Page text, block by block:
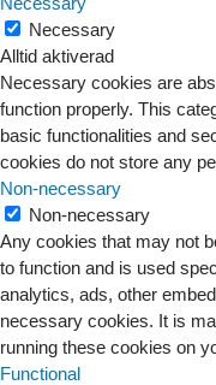
Necessary
Alltid aktiverad
Necessary cookies are
function properly. This
basic functionalities and
cookies do not store any
Non-necessary
Non-necessary
Any cookies that may not
to function and is used
analytics, ads, other
necessary cookies. It is
running these cookies on
Functional